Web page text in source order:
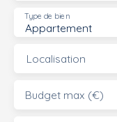
Appartement
Type de bien
Localisation
Budget max (€)